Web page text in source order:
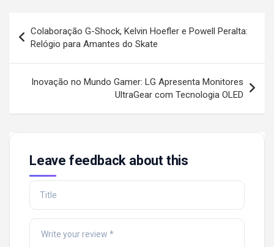
navigation
Colaboração G-Shock, Kelvin Hoefler e Powell Peralta:
Relógio para Amantes do Skate
Inovação no Mundo Gamer: LG Apresenta Monitores
UltraGear com Tecnologia OLED
Leave feedback about this